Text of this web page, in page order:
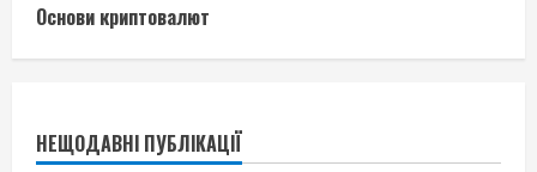
Основи криптовалют
НЕЩОДАВНІ ПУБЛІКАЦІЇ